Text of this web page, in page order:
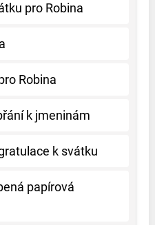
pro Robina
Robina
k jmeninám
k svátku
papírová